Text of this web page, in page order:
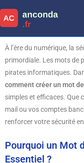
À l’ère du numérique, la
primordiale. Les mots de
pirates informatiques.
comment créer un mot
simples et efficaces. Que
mail ou vos comptes
renforcer votre sécurité
Pourquoi un Mot
Essentiel ?